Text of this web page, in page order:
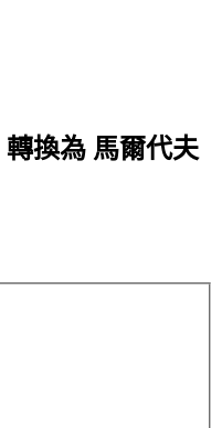
換為 馬爾代夫